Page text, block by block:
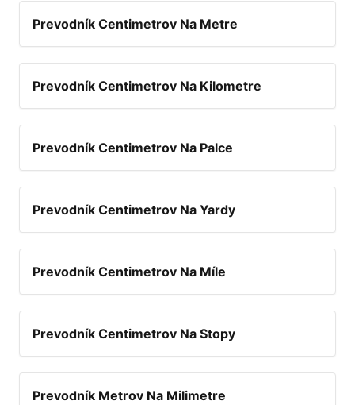
Prevodník Centimetrov Na Metre
Prevodník Centimetrov Na Kilometre
Prevodník Centimetrov Na Palce
Prevodník Centimetrov Na Yardy
Prevodník Centimetrov Na Míle
Prevodník Centimetrov Na Stopy
Prevodník Metrov Na Milimetre